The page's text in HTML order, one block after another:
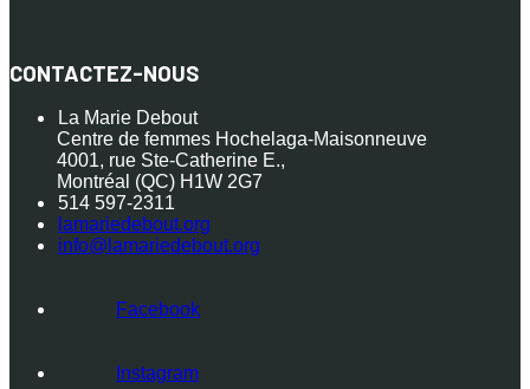
CONTACTEZ-NOUS
La Marie Debout
Centre de femmes Hochelaga-Maisonneuve
4001, rue Ste-Catherine E.,
Montréal (QC) H1W 2G7
514 597-2311
lamariedebout.org
info@lamariedebout.org
Facebook
Instagram